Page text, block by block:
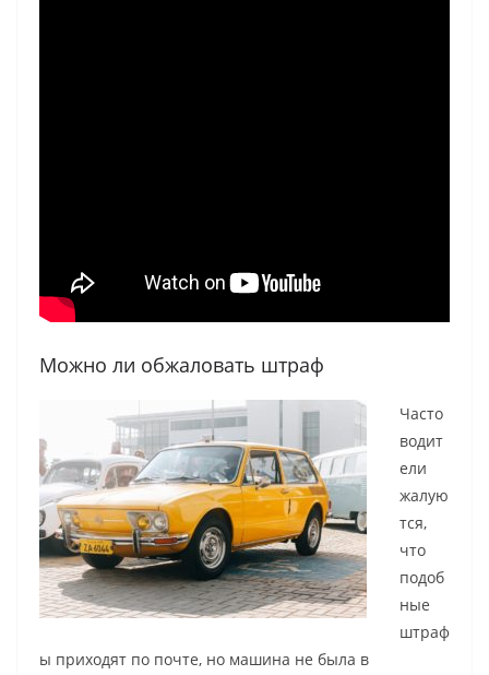
Можно ли обжаловать штраф
Часто
водит
ели
жалую
тся,
что
подоб
ные
штраф
ы приходят по почте, но машина не была в